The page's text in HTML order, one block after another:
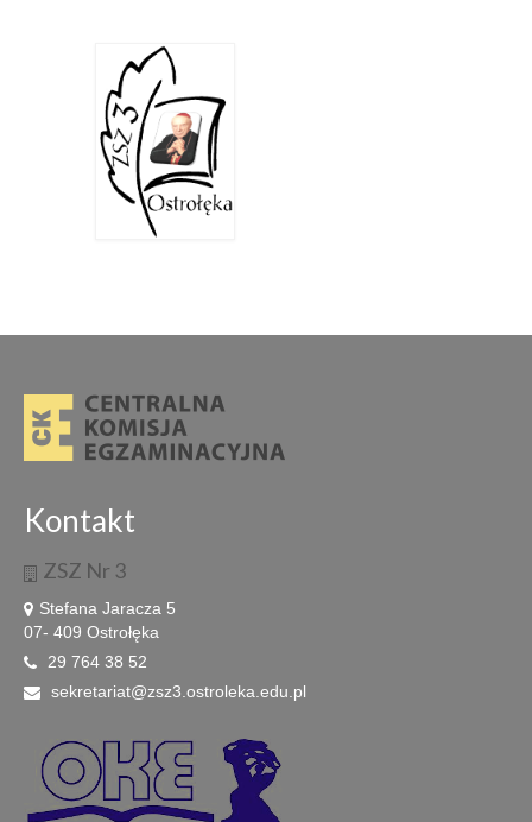
Kontakt
ZSZ Nr 3
Stefana Jaracza 5
07- 409 Ostrołęka
29 764 38 52
sekretariat@zsz3.ostroleka.edu.pl